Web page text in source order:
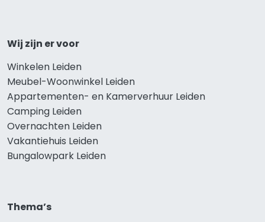
Wij zijn er voor
Winkelen Leiden
Meubel-Woonwinkel Leiden
Appartementen- en Kamerverhuur Leiden
Camping Leiden
Overnachten Leiden
Vakantiehuis Leiden
Bungalowpark Leiden
Thema’s